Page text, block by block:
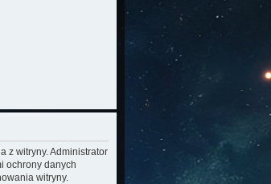
z witryny. Administrator
ochrony danych
witryny.